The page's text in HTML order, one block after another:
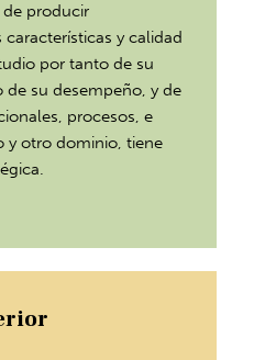
producir
y calidad
por tanto de su
su desempeño, y de
procesos, e
y otro dominio, tiene